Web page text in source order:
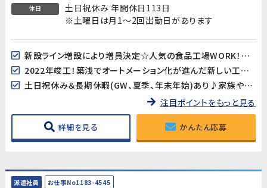
休日
土日祝休み 年間休日113日
※土曜日は月1～2回出勤日があります
新設ライン増設により増員決定☆人気の食品工場WORK！ご応募今すぐ！
2022年竣工！築浅でオートメーション化が進んだ新しい工場でのお仕事です
土日祝休み＆長期休暇(GW、夏季、年末年始)あり♪家族や友人とのお休みも合わせやすいのが嬉しい☆
注目ポイントをもっと見る
詳細を見る かんたん応募
派遣社員 お仕事No1183-4545